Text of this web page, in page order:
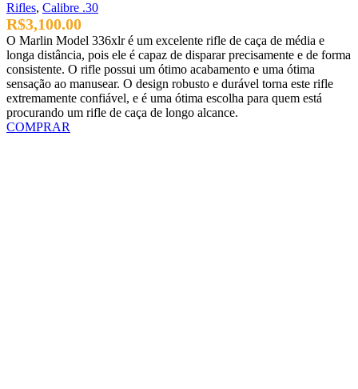
Rifles, Calibre .30
R$3,100.00
O Marlin Model 336xlr é um excelente rifle de caça de média e
longa distância, pois ele é capaz de disparar precisamente e de forma
consistente. O rifle possui um ótimo acabamento e uma ótima
sensação ao manusear. O design robusto e durável torna este rifle
extremamente confiável, e é uma ótima escolha para quem está
procurando um rifle de caça de longo alcance.
COMPRAR